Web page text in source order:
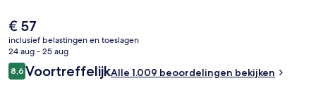
van het openbaar vervoer: het is 9 minuten lopen naar Station
Cantagalo en 11 minuten naar Station Siqueira Campos.
De
huidige
prijs
is
€ 57
€ 57
inclusief belastingen en toeslagen
24 aug - 25 aug
Beoordelingen
8,68,6 op 10 –
VoortreffelijkAlle 1.009 beoordelingen bekijken